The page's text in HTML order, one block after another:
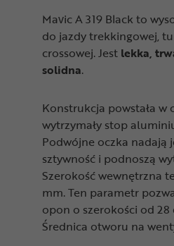
Mavic A 319 Black to
do jazdy trekkingowej,
crossowej. Jest lekka,
solidna.
Konstrukcja powstała w
wytrzymały stop
Podwójne oczka nadają
sztywność i podnoszą
Szerokość wewnętrzna
mm. Ten parametr
opon o szerokości od 28
Średnica otworu na